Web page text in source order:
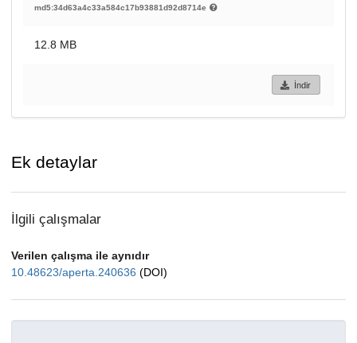
md5:34d63a4c33a584c17b93881d92d8714e
12.8 MB
İndir
Ek detaylar
İlgili çalışmalar
Verilen çalışma ile aynıdır
10.48623/aperta.240636 (DOI)